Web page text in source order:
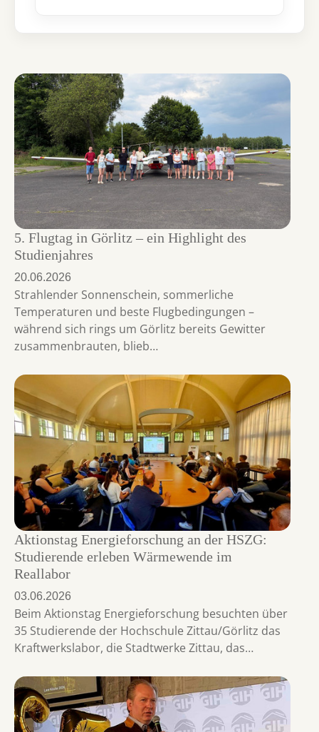
5. Flugtag in Görlitz – ein Highlight des
Studienjahres
20.06.2026
Strahlender Sonnenschein, sommerliche
Temperaturen und beste Flugbedingungen –
während sich rings um Görlitz bereits Gewitter
zusammenbrauten, blieb…
Aktionstag Energieforschung an der HSZG:
Studierende erleben Wärmewende im
Reallabor
03.06.2026
Beim Aktionstag Energieforschung besuchten über
35 Studierende der Hochschule Zittau/Görlitz das
Kraftwerkslabor, die Stadtwerke Zittau, das…